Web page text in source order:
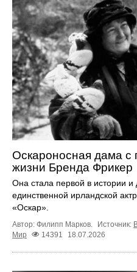
Оскароносная дама с
жизни Бренда Фрикер
Она стала первой в истории
единственной ирландской
«Оскар».
Автор: Филипп Марков. Источник:
Мир
14391 18.07.2026